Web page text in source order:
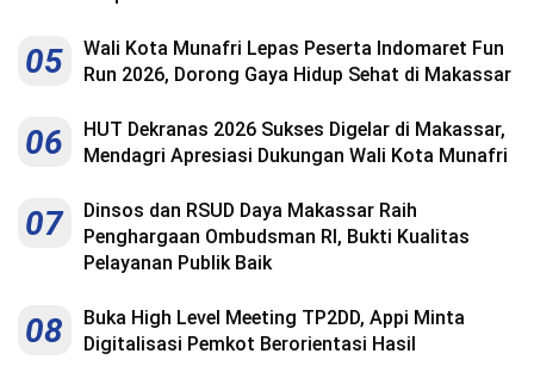
05
Wali Kota Munafri Lepas Peserta Indomaret Fun
Run 2026, Dorong Gaya Hidup Sehat di Makassar
06
HUT Dekranas 2026 Sukses Digelar di Makassar,
Mendagri Apresiasi Dukungan Wali Kota Munafri
07
Dinsos dan RSUD Daya Makassar Raih
Penghargaan Ombudsman RI, Bukti Kualitas
Pelayanan Publik Baik
08
Buka High Level Meeting TP2DD, Appi Minta
Digitalisasi Pemkot Berorientasi Hasil